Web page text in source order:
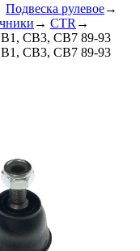
Подвеска рулевое→
→ CTR →
CB3, CB7 89-93
CB3, CB7 89-93